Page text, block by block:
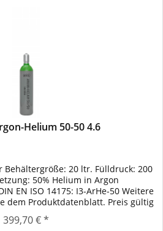
Helium 50-50 4.6
Behältergröße: 20 ltr. Fülldruck: 200
50% Helium in Argon
EN ISO 14175: I3-ArHe-50 Weitere
dem Produktdatenblatt. Preis gültig
p.a.c.-Leergut Nutzung der
vereinbarten Konditionen.
399,70 € *